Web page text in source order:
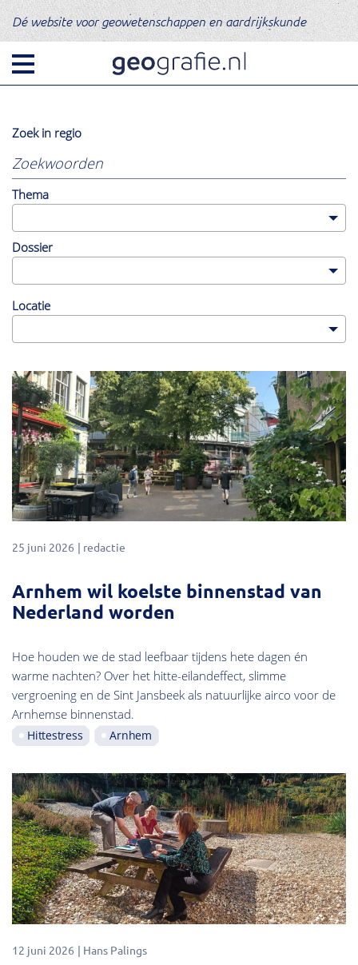
Dé website voor geowetenschappen en aardrijkskunde
Zoek in regio
Er
worden
alleen
resultaten
uit
regio
getoond.
Klik
om
resetten.
Thema
Dossier
Categorie
Opinie
Locatie
25 juni 2026 redactie
Arnhem wil koelste binnenstad van
Nederland worden
Hoe houden we de stad leefbaar tijdens hete dagen én
warme nachten? Over het hitte-eilandeffect, slimme
vergroening en de Sint Jansbeek als natuurlijke airco voor de
Arnhemse binnenstad.
Hittestress Arnhem
12 juni 2026 Hans Palings